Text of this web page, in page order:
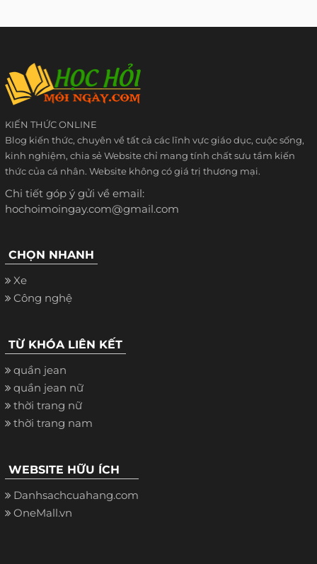
KIẾN THỨC ONLINE
Blog kiến thức, chuyên về tất cả các lĩnh vực giáo dục, cuộc sống,
kinh nghiệm, chia sẻ Website chỉ mang tính chất sưu tầm kiến
thức của cá nhân. Website không có giá trị thương mại.
Chi tiết góp ý gửi về email:
hochoimoingay.com@gmail.com
CHỌN NHANH
Xe
Công nghệ
TỪ KHÓA LIÊN KẾT
quần jean
quần jean nữ
thời trang nữ
thời trang nam
WEBSITE HỮU ÍCH
Danhsachcuahang.com
OneMall.vn